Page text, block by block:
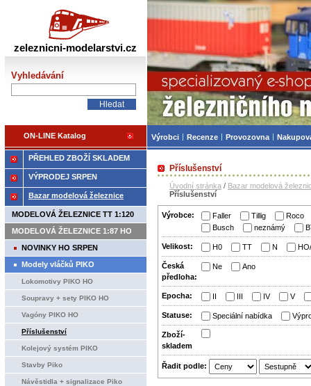
Příslušenství
Úvodní stránka / Bazar modelová
Příslušenství
Výrobce: Faller Tillig
Roco
Busch
neznámý
Velikost: H0 TT N
Česká
předloha:
Ne Ano
Epocha: II III IV V
Statuse: Speciální nabídka
Zboží­
skladem
Řadit podle:
PŘEHLED ZBOŽÍ SKLADEM
VÝPRODEJ SRPEN
Bazar modelová železnice
MODELOVÁ ŽELEZNICE TT 1:120
MODELOVÁ ŽELEZNICE 1:87 HO
NOVINKY HO SRPEN
Modely vláčků PIKO
Lokomotivy PIKO HO
Soupravy + sety PIKO HO
Vagóny PIKO HO
Příslušenství
Kolejový systém PIKO
Stavby Piko
Návěstidla + signalizace Piko
zeleznicni-modelarstvi.cz
Vyhledávání
ON-LINE Katalog
Železniční
Výrobci Recenze Provozovna